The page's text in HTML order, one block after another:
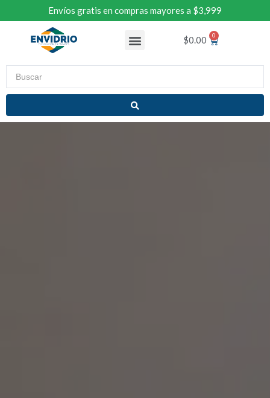
Envíos gratis en compras mayores a $3,999
$0.00